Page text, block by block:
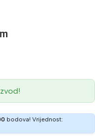
bodova! Vrijednost: